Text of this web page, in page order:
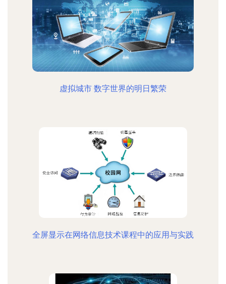
虚拟城市 数字世界的明日繁荣
全屏显示在网络信息技术课程中的应用与实践